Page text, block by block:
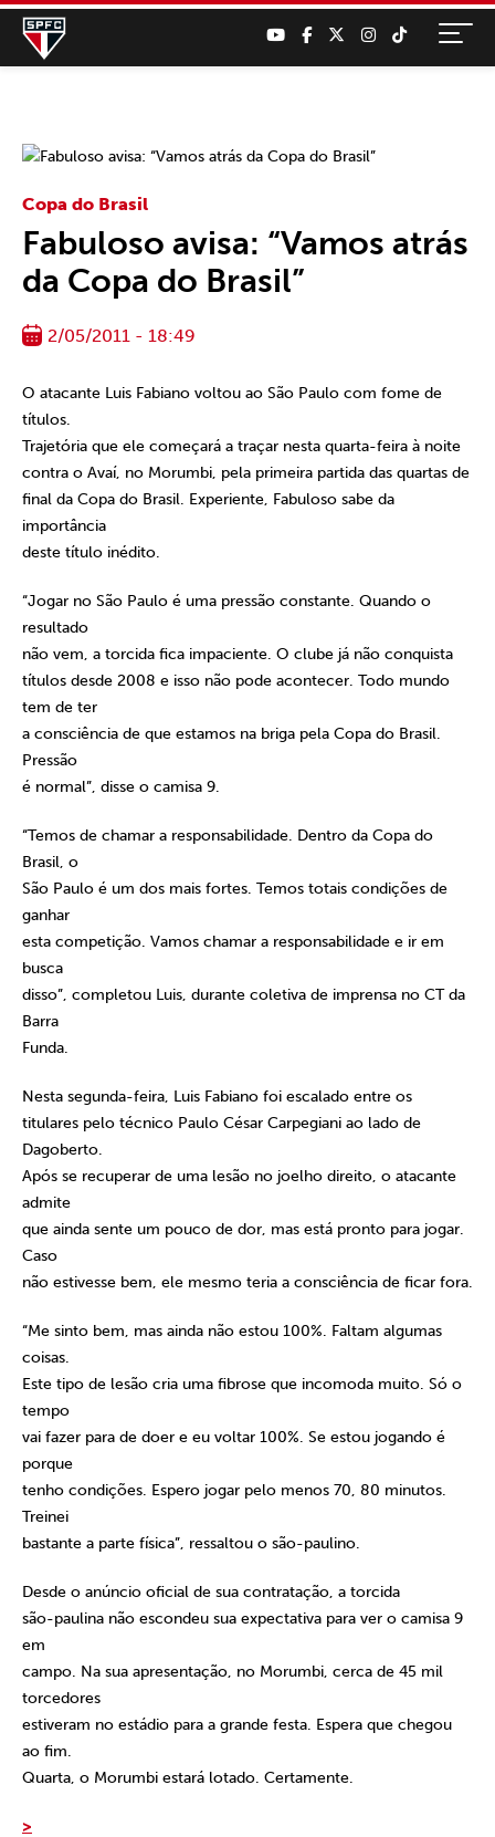
Copa do Brasil
Fabuloso avisa: “Vamos atrás
da Copa do Brasil”
2/05/2011 - 18:49
O atacante Luis Fabiano voltou ao São Paulo com fome de
títulos.
Trajetória que ele começará a traçar nesta quarta-feira à noite
contra o Avaí, no Morumbi, pela primeira partida das quartas de
final da Copa do Brasil. Experiente, Fabuloso sabe da
importância
deste título inédito.
“Jogar no São Paulo é uma pressão constante. Quando o
resultado
não vem, a torcida fica impaciente. O clube já não conquista
títulos desde 2008 e isso não pode acontecer. Todo mundo
tem de ter
a consciência de que estamos na briga pela Copa do Brasil.
Pressão
é normal”, disse o camisa 9.
“Temos de chamar a responsabilidade. Dentro da Copa do
Brasil, o
São Paulo é um dos mais fortes. Temos totais condições de
ganhar
esta competição. Vamos chamar a responsabilidade e ir em
busca
disso”, completou Luis, durante coletiva de imprensa no CT da
Barra
Funda.
Nesta segunda-feira, Luis Fabiano foi escalado entre os
titulares pelo técnico Paulo César Carpegiani ao lado de
Dagoberto.
Após se recuperar de uma lesão no joelho direito, o atacante
admite
que ainda sente um pouco de dor, mas está pronto para jogar.
Caso
não estivesse bem, ele mesmo teria a consciência de ficar fora.
“Me sinto bem, mas ainda não estou 100%. Faltam algumas
coisas.
Este tipo de lesão cria uma fibrose que incomoda muito. Só o
tempo
vai fazer para de doer e eu voltar 100%. Se estou jogando é
porque
tenho condições. Espero jogar pelo menos 70, 80 minutos.
Treinei
bastante a parte física”, ressaltou o são-paulino.
Desde o anúncio oficial de sua contratação, a torcida
são-paulina não escondeu sua expectativa para ver o camisa 9
em
campo. Na sua apresentação, no Morumbi, cerca de 45 mil
torcedores
estiveram no estádio para a grande festa. Espera que chegou
ao fim.
Quarta, o Morumbi estará lotado. Certamente.
>